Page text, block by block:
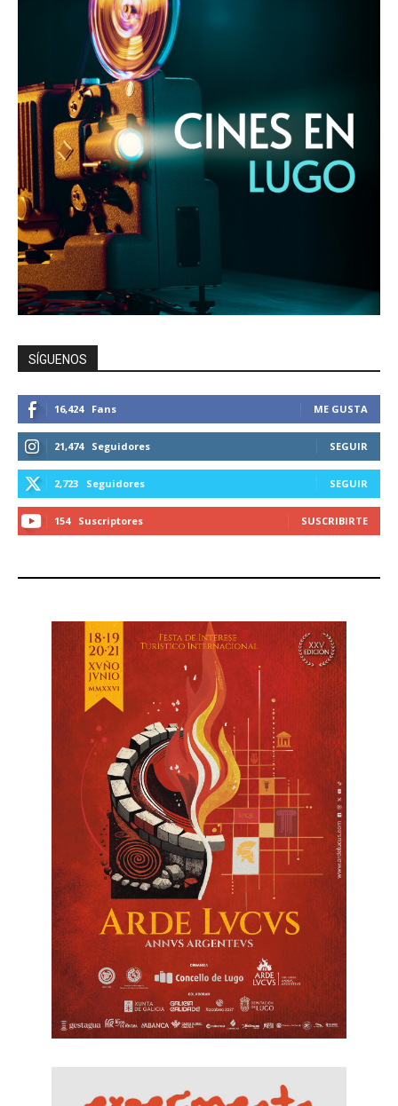
SÍGUENOS
16,424 Fans ME GUSTA
21,474 Seguidores SEGUIR
2,723 Seguidores SEGUIR
154 Suscriptores SUSCRIBIRTE